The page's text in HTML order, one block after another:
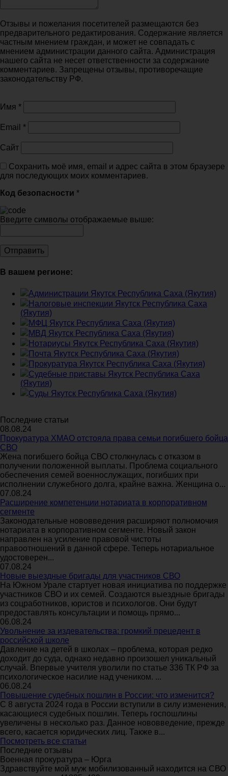
Отзывы и пожелания посетителей размещаются без
предварительного редактирования. Содержание является
частным мнением граждан, и может не совпадать с
мнением администрации данного сайта. Администрация
нашего сайта не несет ответственности за содержание
комментариев. Запрещены отзывы, противоречащие
законодательству РФ.
Имя *
Email *
Сайт
Сохранить моё имя, email и адрес сайта в этом браузере
для последующих моих комментариев.
Код безопасности *
Введите символы отображаемые выше:
В вашем регионе:
Администрации Якутск Республика Саха (Якутия)
Налоговые инспекции Якутск Республика Саха
(Якутия)
МФЦ Якутск Республика Саха (Якутия)
МВД Якутск Республика Саха (Якутия)
Нотариусы Якутск Республика Саха (Якутия)
Почта Якутск Республика Саха (Якутия)
Прокуратура Якутск Республика Саха (Якутия)
Судебные приставы Якутск Республика Саха
(Якутия)
Суды Якутск Республика Саха (Якутия)
Последние статьи
08.08.24
Прокуратура ХМАО отстояла права семьи погибшего бойца
СВО
Жена погибшего бойца СВО столкнулась с отказом в
получении положенной выплаты. Проблема социального
обеспечения семей военнослужащих, погибших при
исполнении служебного долга, крайне важна. Женщина о...
07.08.24
Расширение компетенции нотариата в корпоративном
сегменте
Законодательные нововведения расширяют полномочия
нотариата в корпоративном сегменте. Новый закон
направлен на усиление правовой чистоты
правоотношений в данной сфере. Теперь нотариальное
удостоверен...
07.08.24
Новые выездные бригады для участников СВО
На Южном Урале стартует новая инициатива по поддержке
участников СВО и их семей. Создаются выездные бригады
из соцработников, юристов и психологов. Они будут
предоставлять консультации и помощь прямо...
06.08.24
Увольнение за издевательства: громкий прецедент в
российской школе
Давление на детей в школах – проблема, которая редко
доходит до суда, однако недавно произошел уникальный
случай. Впервые учителя уволили по статье 336 ТК РФ за
психологическое насилие над учеником. ...
06.08.24
Повышение судебных пошлин в России: что изменится?
С 8 августа 2024 года в России вступили в силу изменения,
касающиеся судебных пошлин. Теперь госпошлины
увеличены в несколько раз. Данное нововведение, прежде
всего, касается юридических лиц. Также в...
Посмотреть все статьи
Последние отзывы
Военная прокуратура – Юрга
Здравствуйте мой муж мобилизованный находится на СВО